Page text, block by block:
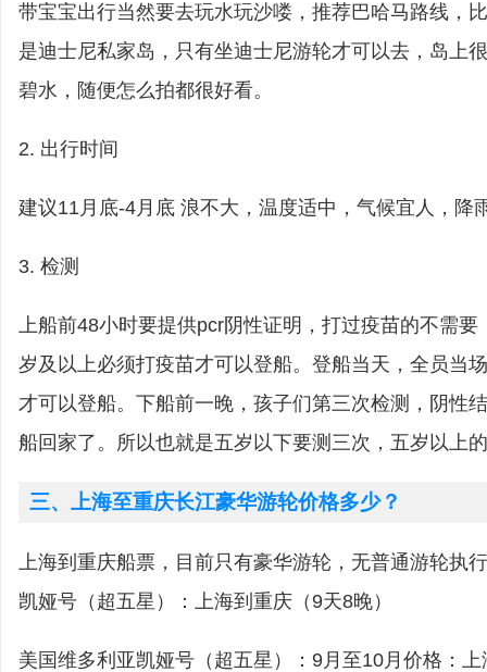
带宝宝出行当然要去玩水玩沙喽，推荐巴哈马路线，
是迪士尼私家岛，只有坐迪士尼游轮才可以去，岛上
碧水，随便怎么拍都很好看。
2. 出行时间
建议11月底-4月底 浪不大，温度适中，气候宜人，降
3. 检测
上船前48小时要提供pcr阴性证明，打过疫苗的不需要
岁及以上必须打疫苗才可以登船。登船当天，全员当
才可以登船。下船前一晚，孩子们第三次检测，阴性
船回家了。所以也就是五岁以下要测三次，五岁以上
三、上海至重庆长江豪华游轮价格多少？
上海到重庆船票，目前只有豪华游轮，无普通游轮执
凯娅号（超五星）：上海到重庆（9天8晚）
美国维多利亚凯娅号（超五星）：9月至10月价格：